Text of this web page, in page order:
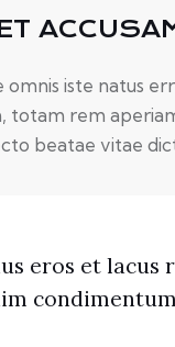
omnis iste natus
totam rem
beatae vitae
eros et lacus